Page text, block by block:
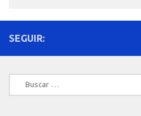
SEGUIR:
Buscar: